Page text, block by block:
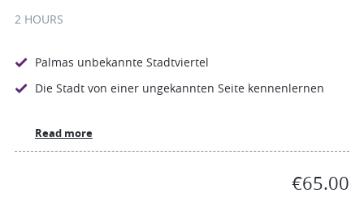
2 HOURS
Palmas unbekannte Stadtviertel
Die Stadt von einer ungekannten Seite kennenlernen
Read more
€65.00